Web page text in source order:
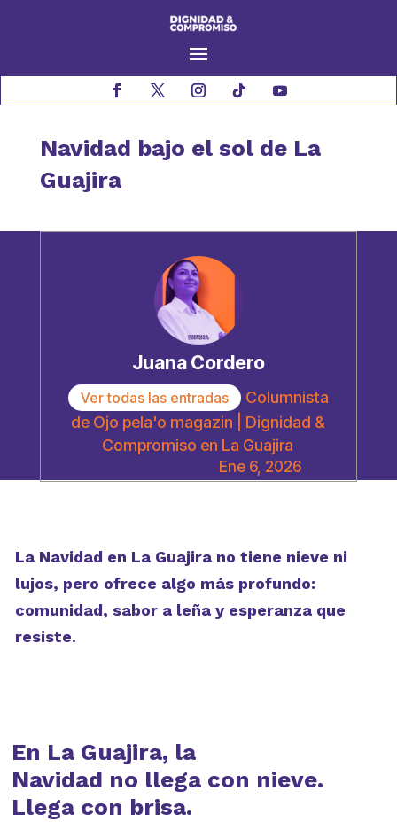
Navidad bajo el sol de La
Guajira
Juana Cordero
Ver todas las entradas
Columnista
de Ojo pela'o magazin | Dignidad &
Compromiso en La Guajira
Ene 6, 2026
La Navidad en La Guajira no tiene nieve ni
lujos, pero ofrece algo más profundo:
comunidad, sabor a leña y esperanza que
resiste.
En La Guajira, la
Navidad no llega con nieve.
Llega con brisa.